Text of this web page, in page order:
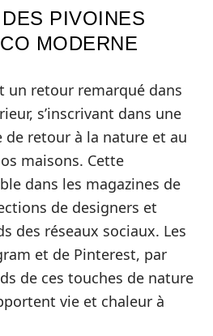
PIVOINES
MODERNE
un retour remarqué dans
s’inscrivant dans une
de retour à la nature et au
maisons. Cette
dans les magazines de
de designers et
des réseaux sociaux. Les
et de Pinterest, par
de ces touches de nature
vie et chaleur à